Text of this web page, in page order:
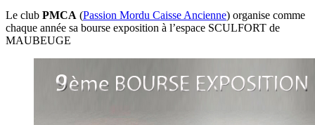
Le club PMCA (Passion Mordu Caisse Ancienne) organise comme
chaque année sa bourse exposition à l’espace SCULFORT de
MAUBEUGE